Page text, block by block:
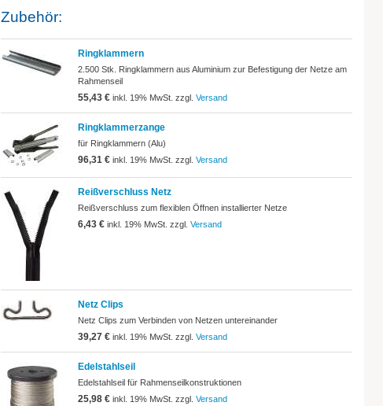
Zubehör:
Ringklammern
2.500 Stk. Ringklammern aus Aluminium zur Befestigung der Netze am
Rahmenseil
55,43 €inkl. 19% MwSt. zzgl. Versand
Ringklammerzange
für Ringklammern (Alu)
96,31 €inkl. 19% MwSt. zzgl. Versand
Reißverschluss Netz
Reißverschluss zum flexiblen Öffnen installierter Netze
6,43 €inkl. 19% MwSt. zzgl. Versand
Netz Clips
Netz Clips zum Verbinden von Netzen untereinander
39,27 €inkl. 19% MwSt. zzgl. Versand
Edelstahlseil
Edelstahlseil für Rahmenseilkonstruktionen
25,98 €inkl. 19% MwSt. zzgl. Versand